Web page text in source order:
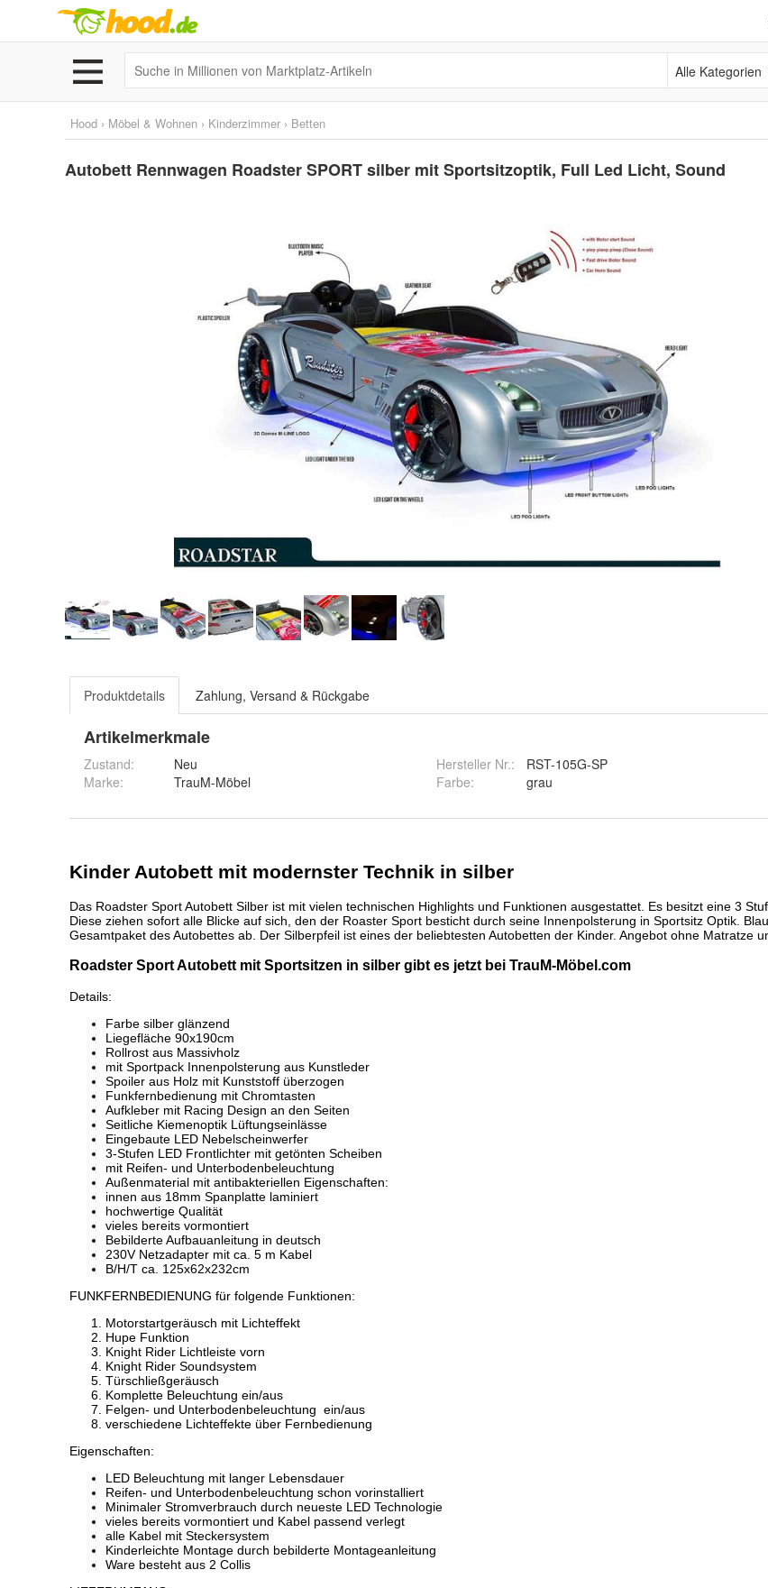
Alle Kategorien
Hood › Möbel & Wohnen › Kinderzimmer › Betten
Autobett Rennwagen Roadster SPORT silber mit Sportsitzoptik, Full Led Licht, Sound
Produktdetails Zahlung, Versand & Rückgabe
Artikelmerkmale
Zustand:
Neu
Marke:
TrauM-Möbel
Hersteller Nr.:
RST-105G-SP
Farbe: grau